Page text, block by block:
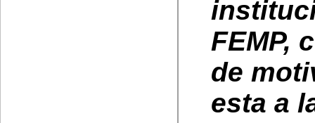
FEMP,
de
esta a